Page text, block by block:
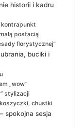
historii i kadru
kontrapunkt
postacią
florystycznej”
buciki i
„wow”
stylizacji
chustki
spokojna sesja